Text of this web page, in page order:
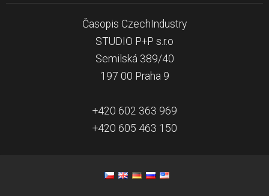
Časopis CzechIndustry
STUDIO P+P s.r.o
Semilská 389/40
197 00 Praha 9
+420 602 363 969
+420 605 463 150